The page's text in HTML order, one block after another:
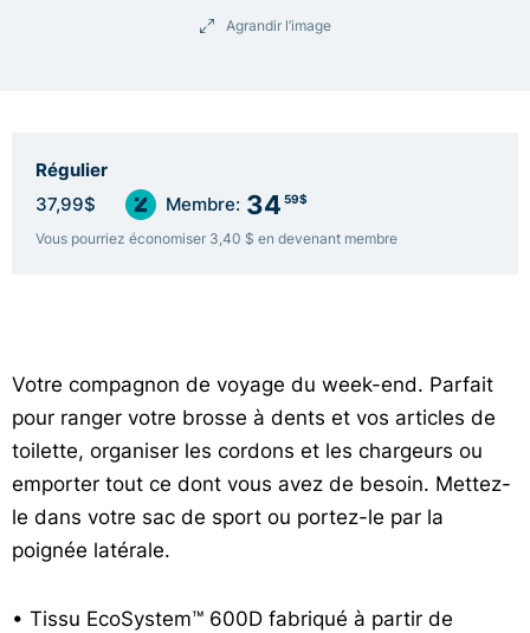
Agrandir l’image
Régulier
37,99$ Membre: 34 59$
Vous pourriez économiser 3,40 $ en devenant membre
Votre compagnon de voyage du week-end. Parfait
pour ranger votre brosse à dents et vos articles de
toilette, organiser les cordons et les chargeurs ou
emporter tout ce dont vous avez de besoin. Mettez-
le dans votre sac de sport ou portez-le par la
poignée latérale.
• Tissu EcoSystem™ 600D fabriqué à partir de